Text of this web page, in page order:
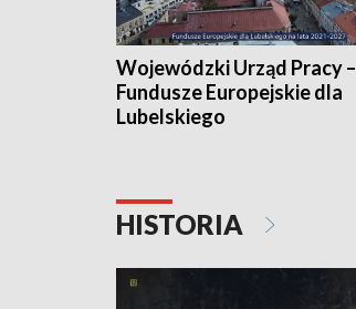
Wojewódzki Urząd Pracy –
Fundusze Europejskie dla
Lubelskiego
HISTORIA